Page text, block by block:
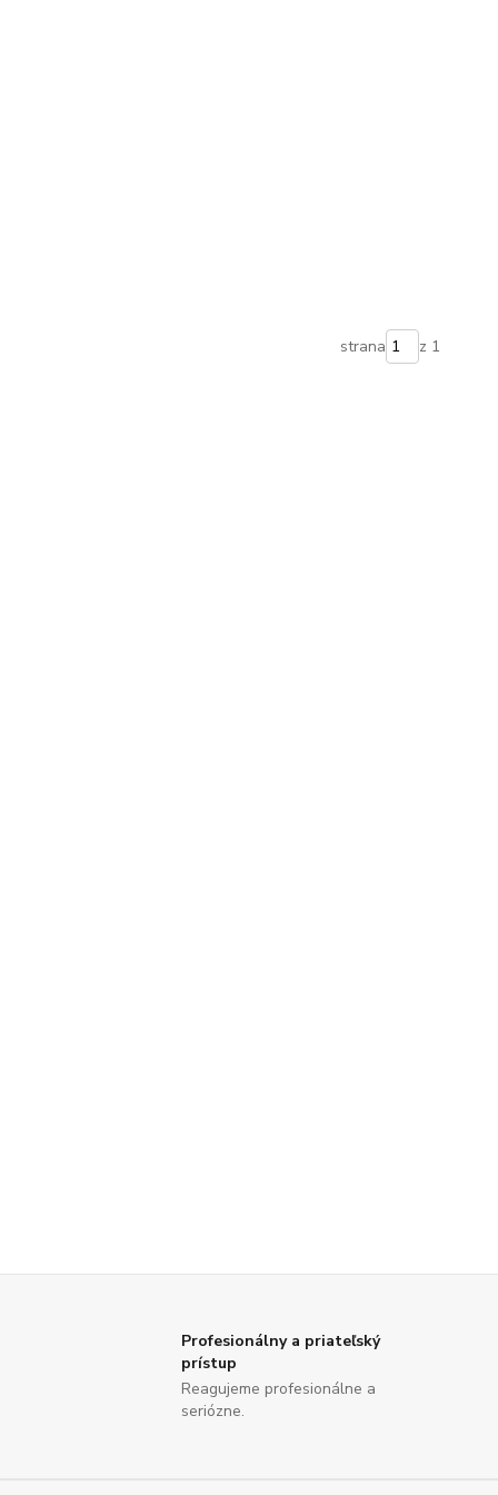
strana z 1
Profesionálny a priateľský
prístup
Reagujeme profesionálne a
seriózne.